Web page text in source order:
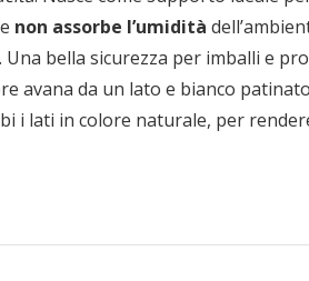
non assorbe l’umidità
Una bella sicurezza per imballi e
avana da un lato e bianco
i lati in colore naturale, per